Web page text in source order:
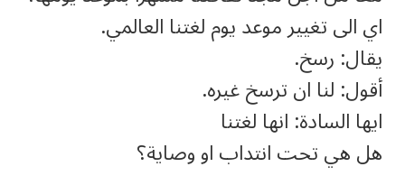
اي الى تغيير موعد يوم لغتنا العالمي.
يقال: رسخ.
أقول: لنا ان ترسخ غيره.
ايها السادة: انها لغتنا
هل هي تحت انتداب او وصاية؟